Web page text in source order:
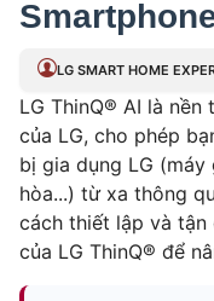
LG SMART HOME
LG ThinQ® AI là
của LG, cho phép
bị gia dụng LG
hòa...) từ xa thông
cách thiết lập và
của LG ThinQ® để